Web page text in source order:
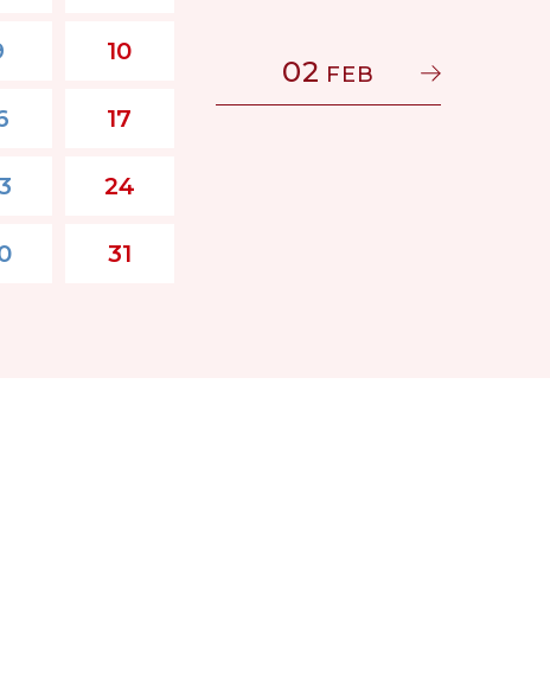
10
17
24
31
02 FEB